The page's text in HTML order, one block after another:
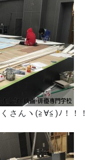
さんヽ(≧∀≦)ﾉ！！！